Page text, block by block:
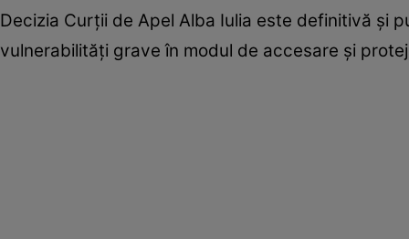
Decizia Curții de Apel Alba Iulia este definitivă și
vulnerabilități grave în modul de accesare și